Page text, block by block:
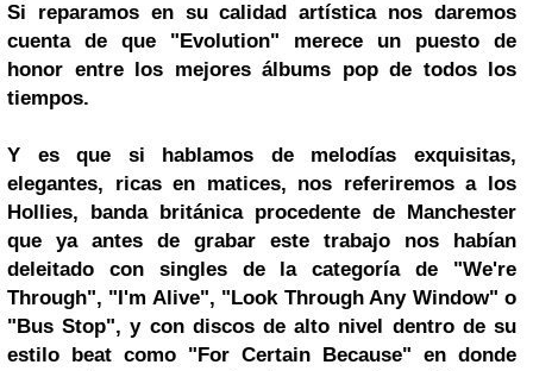
Si reparamos en su calidad artística nos daremos
cuenta de que "Evolution" merece un puesto de
honor entre los mejores álbums pop de todos los
tiempos.
Y es que si hablamos de melodías exquisitas,
elegantes, ricas en matices, nos referiremos a los
Hollies, banda británica procedente de
Manchester
que ya antes de grabar este trabajo nos habían
deleitado con singles de la categoría de "We're
Through", "I'm Alive", "Look Through Any Window" o
"Bus Stop", y con discos de alto nivel dentro de su
estilo beat como "For Certain Because" en donde